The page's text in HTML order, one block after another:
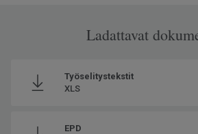
Ladattavat
Työselitystekstit
XLS
EPD